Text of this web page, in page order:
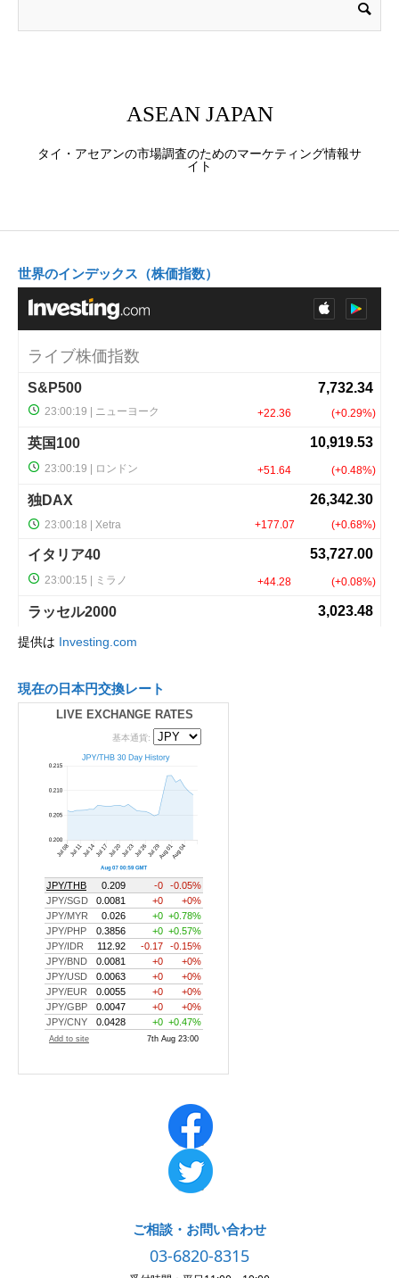
ASEAN JAPAN
タイ・アセアンの市場調査のためのマーケティング情報サ
イト
世界のインデックス（株価指数）
提供は Investing.com
現在の日本円交換レート
LIVE EXCHANGE RATES
ご相談・お問い合わせ
03-6820-8315